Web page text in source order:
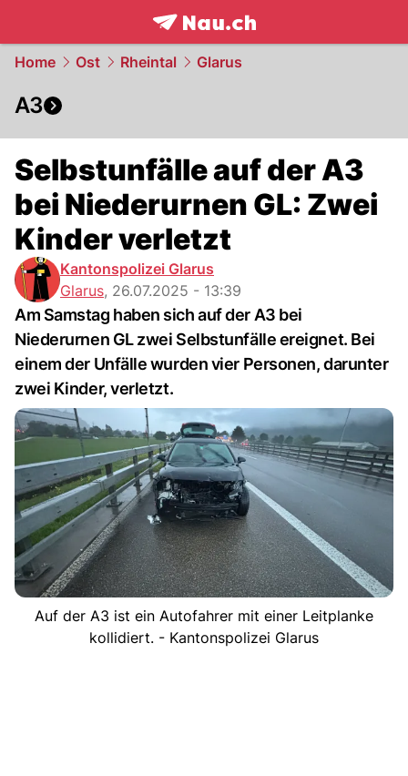
frontpage.NAU.ch
Home Ost Rheintal Glarus
A3
Selbstunfälle auf der A3
bei Niederurnen GL: Zwei
Kinder verletzt
Kantonspolizei Glarus
Glarus, 26.07.2025 - 13:39
Am Samstag haben sich auf der A3 bei
Niederurnen GL zwei Selbstunfälle ereignet. Bei
einem der Unfälle wurden vier Personen, darunter
zwei Kinder, verletzt.
Auf der A3 ist ein Autofahrer mit einer Leitplanke
kollidiert. - Kantonspolizei Glarus